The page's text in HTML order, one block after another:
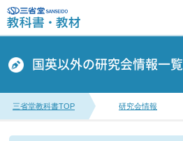
国英以外の研究会情報一覧
三省堂教科書TOP 研究会情報